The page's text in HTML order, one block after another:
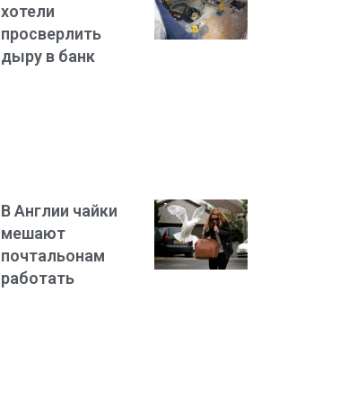
хотели
просверлить
дыру в банк
В Англии чайки
мешают
почтальонам
работать